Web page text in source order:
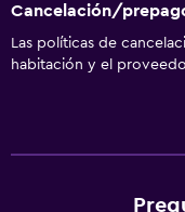
Cancelación/
Las políticas de
habitación y el